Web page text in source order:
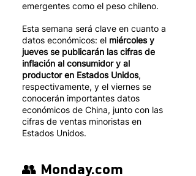
emergentes como el peso chileno.
Esta semana será clave en cuanto a
datos económicos: el miércoles y
jueves se publicarán las cifras de
inflación al consumidor y al
productor en Estados Unidos,
respectivamente, y el viernes se
conocerán importantes datos
económicos de China, junto con las
cifras de ventas minoristas en
Estados Unidos.
👥 Monday.com